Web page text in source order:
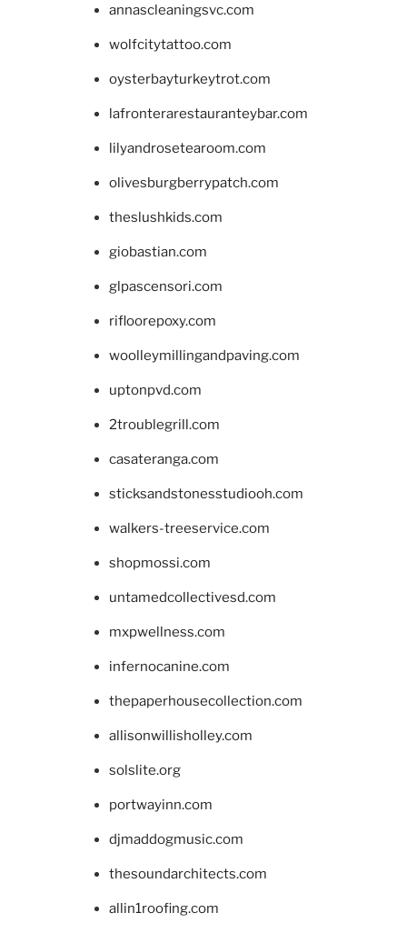
annascleaningsvc.com
wolfcitytattoo.com
oysterbayturkeytrot.com
lafronterarestauranteybar.com
lilyandrosetearoom.com
olivesburgberrypatch.com
theslushkids.com
giobastian.com
glpascensori.com
rifloorepoxy.com
woolleymillingandpaving.com
uptonpvd.com
2troublegrill.com
casateranga.com
sticksandstonesstudiooh.com
walkers-treeservice.com
shopmossi.com
untamedcollectivesd.com
mxpwellness.com
infernocanine.com
thepaperhousecollection.com
allisonwillisholley.com
solslite.org
portwayinn.com
djmaddogmusic.com
thesoundarchitects.com
allin1roofing.com